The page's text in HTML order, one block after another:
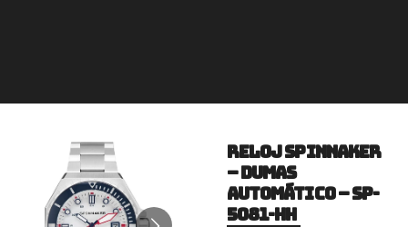
Reloj Spinnaker
– DUMAS
AUTOMÁTICO – SP-
5081-HH